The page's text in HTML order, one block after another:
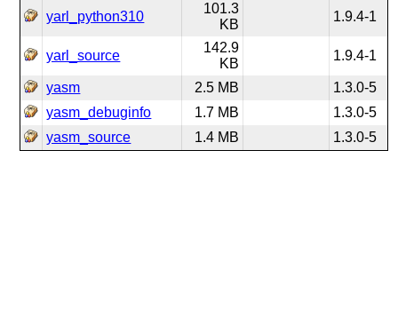
yarl_python310
101.3
KB
1.9.4-1
yarl_source
142.9
KB
1.9.4-1
yasm 2.5 MB
1.3.0-5
yasm_debuginfo
1.7 MB
1.3.0-5
yasm_source
1.4 MB 1.3.0-5